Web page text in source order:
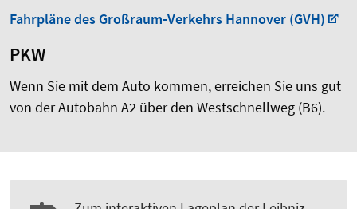
Fahrpläne des Großraum-Verkehrs Hannover (GVH)
PKW
Wenn Sie mit dem Auto kommen, erreichen Sie uns gut
von der Autobahn A2 über den Westschnellweg (B6).